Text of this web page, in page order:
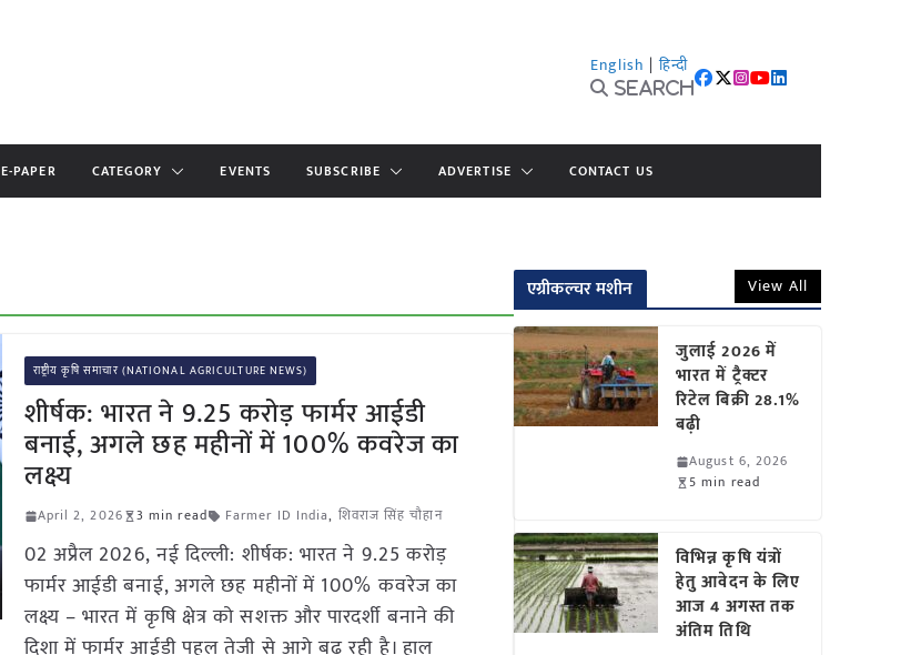
English | हिन्दी
Search
E-PAPER CATEGORY EVENTS SUBSCRIBE ADVERTISE CONTACT US
राष्ट्रीय कृषि समाचार (NATIONAL AGRICULTURE NEWS)
शीर्षक: भारत ने 9.25 करोड़ फार्मर आईडी
बनाई, अगले छह महीनों में 100% कवरेज का
लक्ष्य
April 2, 2026 3 min read Farmer ID India, शिवराज सिंह चौहान
02 अप्रैल 2026, नई दिल्ली: शीर्षक: भारत ने 9.25 करोड़
फार्मर आईडी बनाई, अगले छह महीनों में 100% कवरेज का
लक्ष्य – भारत में कृषि क्षेत्र को सशक्त और पारदर्शी बनाने की
दिशा में फार्मर आईडी पहल तेजी से आगे बढ़ रही है। हाल
एग्रीकल्चर मशीन View All
जुलाई 2026 में
भारत में ट्रैक्टर
रिटेल बिक्री 28.1%
बढ़ी
August 6, 2026
5 min read
विभिन्न कृषि यंत्रों
हेतु आवेदन के लिए
आज 4 अगस्त तक
अंतिम तिथि